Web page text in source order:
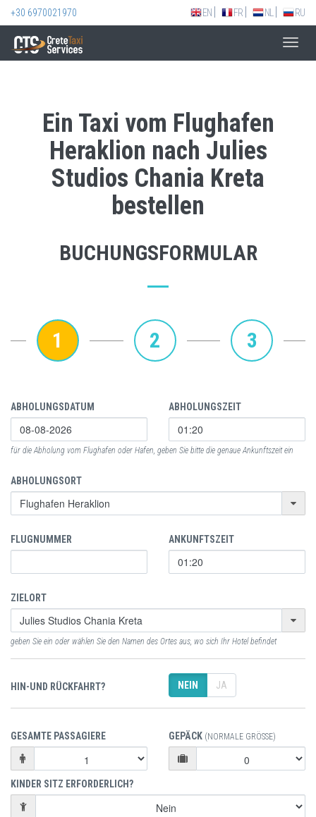
+30 6970021970 EN FR NL RU
Ein Taxi vom Flughafen
Heraklion nach Julies
Studios Chania Kreta
bestellen
BUCHUNGSFORMULAR
1 2 3
ABHOLUNGSDATUM ABHOLUNGSZEIT
für die Abholung vom Flughafen oder Hafen, geben Sie bitte die genaue Ankunftszeit ein
ABHOLUNGSORT
FLUGNUMMER ANKUNFTSZEIT
ZIELORT
geben Sie ein oder wählen Sie den Namen des Ortes aus, wo sich Ihr Hotel befindet
HIN-UND RÜCKFAHRT? NEIN JA
GESAMTE PASSAGIERE GEPÄCK (NORMALE GRÖSSE)
KINDER SITZ ERFORDERLICH?